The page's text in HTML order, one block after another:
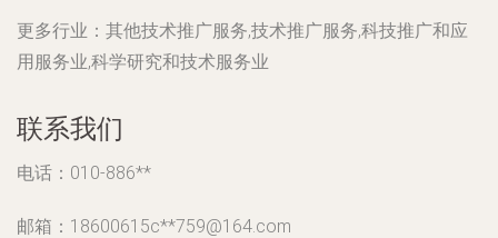
更多行业： 其他技术推广服务,技术推广服务,科技推广和应
用服务业,科学研究和技术服务业
联系我们
电话：010-886**
邮箱：18600615c**759@164.com